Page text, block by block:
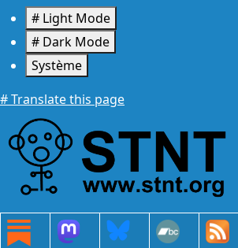
Aller au contenu principal
# Light Mode
# Dark Mode
Système
# Translate this page